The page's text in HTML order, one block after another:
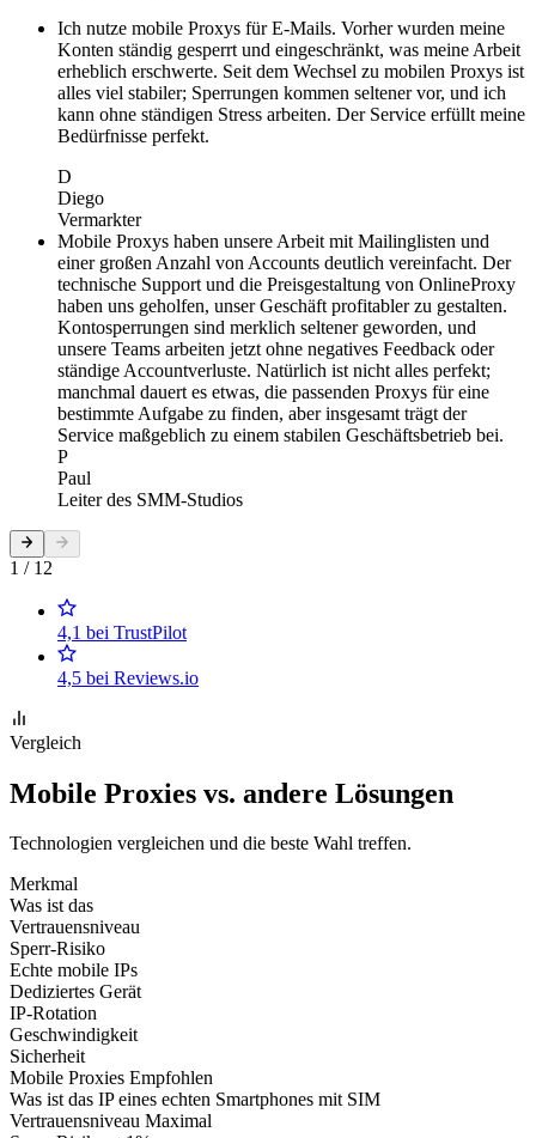
Ich nutze mobile Proxys für E-Mails. Vorher wurden meine
Konten ständig gesperrt und eingeschränkt, was meine Arbeit
erheblich erschwerte. Seit dem Wechsel zu mobilen Proxys ist
alles viel stabiler; Sperrungen kommen seltener vor, und ich
kann ohne ständigen Stress arbeiten. Der Service erfüllt meine
Bedürfnisse perfekt.
D
Diego
Vermarkter
Mobile Proxys haben unsere Arbeit mit Mailinglisten und
einer großen Anzahl von Accounts deutlich vereinfacht. Der
technische Support und die Preisgestaltung von OnlineProxy
haben uns geholfen, unser Geschäft profitabler zu gestalten.
Kontosperrungen sind merklich seltener geworden, und
unsere Teams arbeiten jetzt ohne negatives Feedback oder
ständige Accountverluste. Natürlich ist nicht alles perfekt;
manchmal dauert es etwas, die passenden Proxys für eine
bestimmte Aufgabe zu finden, aber insgesamt trägt der
Service maßgeblich zu einem stabilen Geschäftsbetrieb bei.
P
Paul
Leiter des SMM-Studios
1 / 12
4,1 bei TrustPilot
4,5 bei Reviews.io
Vergleich
Mobile Proxies vs. andere Lösungen
Technologien vergleichen und die beste Wahl treffen.
Merkmal
Was ist das
Vertrauensniveau
Sperr-Risiko
Echte mobile IPs
Dediziertes Gerät
IP-Rotation
Geschwindigkeit
Sicherheit
Mobile Proxies Empfohlen
Was ist das IP eines echten Smartphones mit SIM
Vertrauensniveau Maximal